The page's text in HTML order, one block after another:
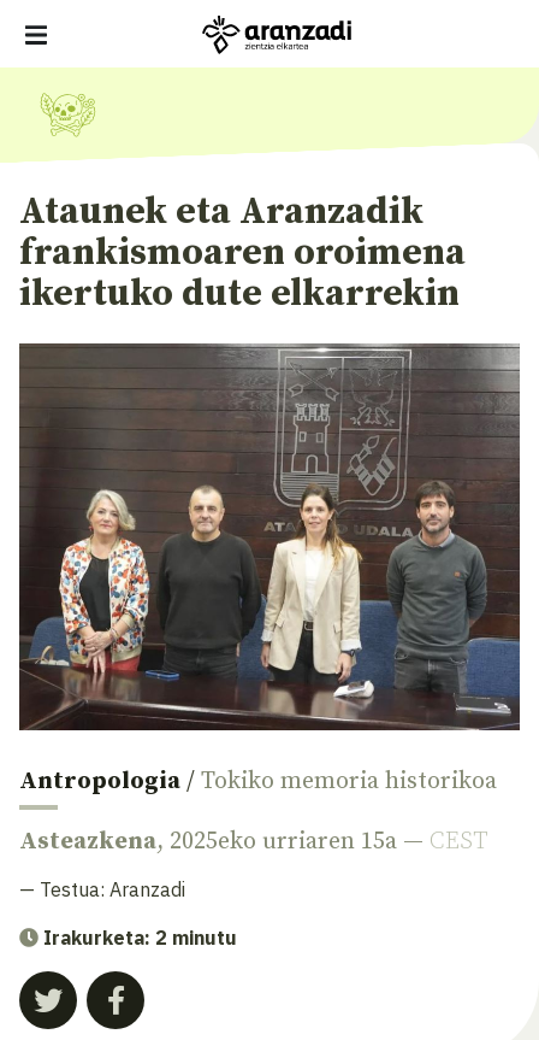
Ataunek eta Aranzadik
frankismoaren oroimena
ikertuko dute elkarrekin
Antropologia / Tokiko memoria historikoa
Asteazkena, 2025eko urriaren 15a — CEST
— Testua: Aranzadi
Irakurketa: 2 minutu